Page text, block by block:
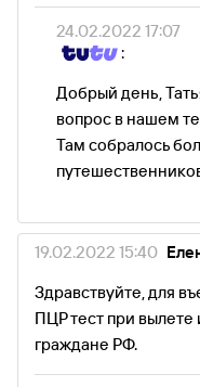
24.02.2022 17:07
:
Добрый день,
вопрос в нашем
Там собралось
19.02.2022 15:40
Здравствуйте, для
ПЦР тест при
граждане РФ.